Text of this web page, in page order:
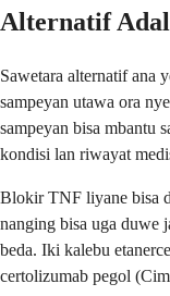
Alternatif
Sawetara alternatif ana
sampeyan utawa ora
sampeyan bisa mbantu
kondisi lan riwayat
Blokir TNF liyane bisa
nanging bisa uga duwe
beda. Iki kalebu
certolizumab pegol